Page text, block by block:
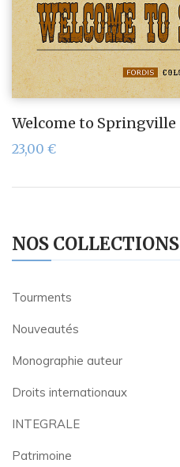
NOS COLLECTIONS
Tourments
Nouveautés
Monographie auteur
Droits internationaux
INTEGRALE
Patrimoine
Welcome to Springville
23,00 €